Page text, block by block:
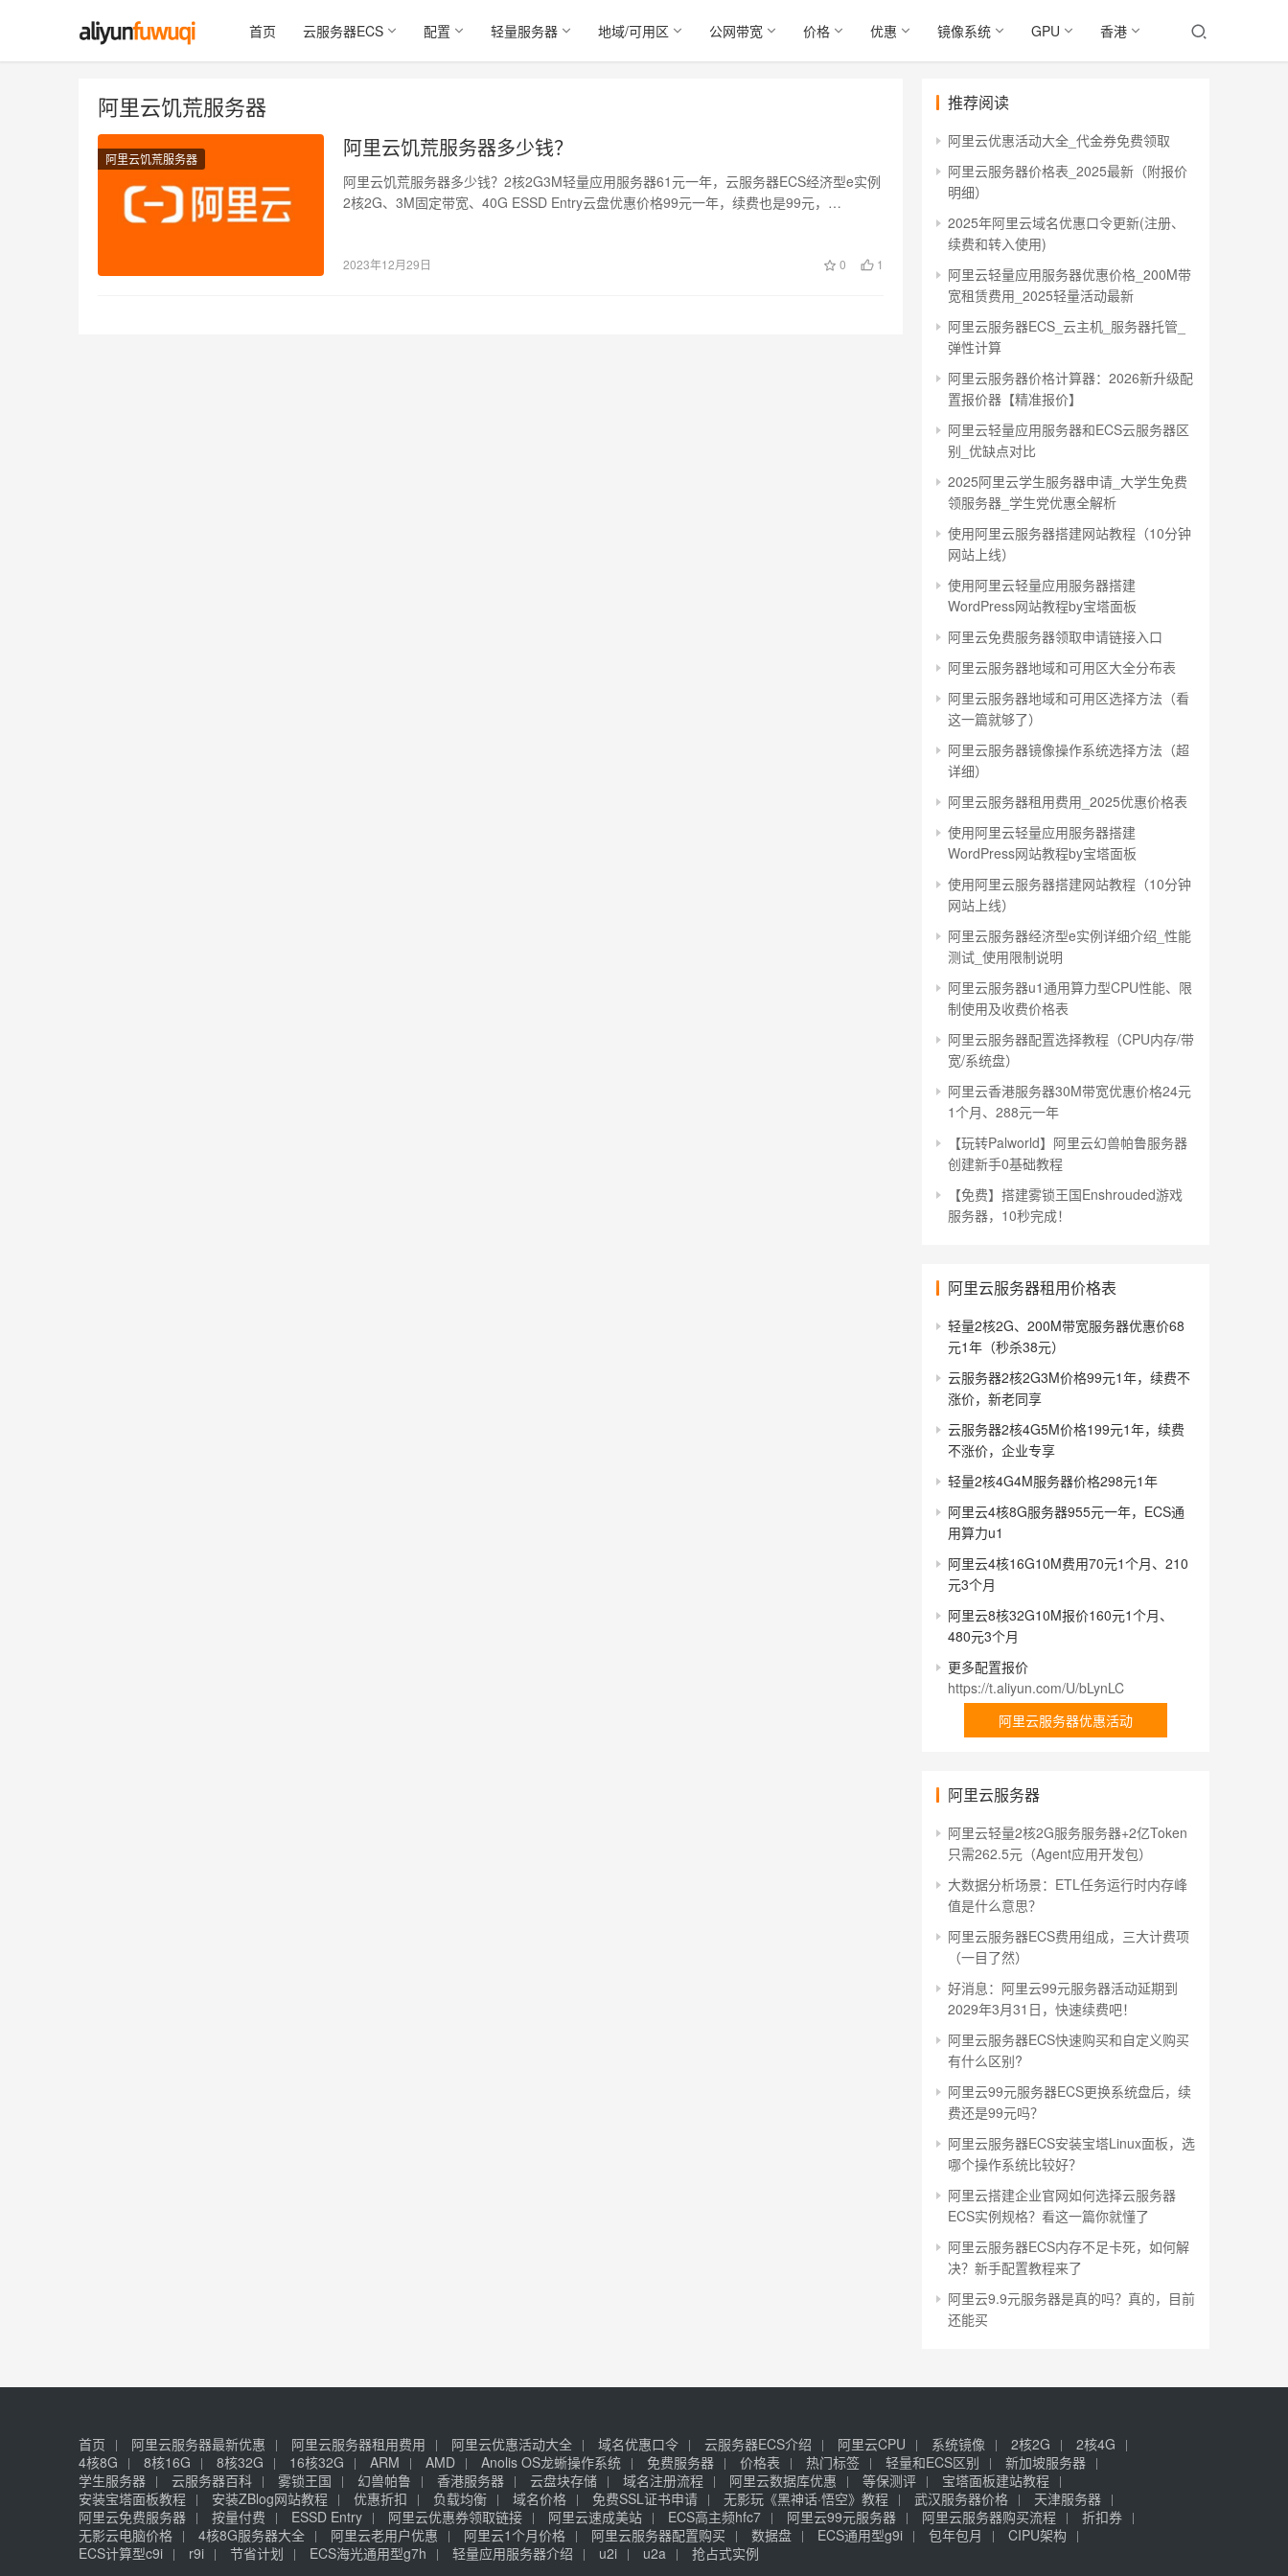
首页 云服务器ECS 配置 轻量服务器 地域/可用区 公网带宽 价格 优惠 镜像系统 GPU 香港
阿里云饥荒服务器
阿里云饥荒服务器 阿里云饥荒服务器多少钱？
阿里云饥荒服务器多少钱？2核2G3M轻量应用服务器61元一年，云服务器ECS经济型e实例
2核2G、3M固定带宽、40G ESSD Entry云盘优惠价格99元一年，续费也是99元，…
2023年12月29日 0 1
推荐阅读
阿里云优惠活动大全_代金券免费领取
阿里云服务器价格表_2025最新（附报价
明细）
2025年阿里云域名优惠口令更新(注册、
续费和转入使用)
阿里云轻量应用服务器优惠价格_200M带
宽租赁费用_2025轻量活动最新
阿里云服务器ECS_云主机_服务器托管_
弹性计算
阿里云服务器价格计算器：2026新升级配
置报价器【精准报价】
阿里云轻量应用服务器和ECS云服务器区
别_优缺点对比
2025阿里云学生服务器申请_大学生免费
领服务器_学生党优惠全解析
使用阿里云服务器搭建网站教程（10分钟
网站上线）
使用阿里云轻量应用服务器搭建
WordPress网站教程by宝塔面板
阿里云免费服务器领取申请链接入口
阿里云服务器地域和可用区大全分布表
阿里云服务器地域和可用区选择方法（看
这一篇就够了）
阿里云服务器镜像操作系统选择方法（超
详细）
阿里云服务器租用费用_2025优惠价格表
使用阿里云轻量应用服务器搭建
WordPress网站教程by宝塔面板
使用阿里云服务器搭建网站教程（10分钟
网站上线）
阿里云服务器经济型e实例详细介绍_性能
测试_使用限制说明
阿里云服务器u1通用算力型CPU性能、限
制使用及收费价格表
阿里云服务器配置选择教程（CPU内存/带
宽/系统盘）
阿里云香港服务器30M带宽优惠价格24元
1个月、288元一年
【玩转Palworld】阿里云幻兽帕鲁服务器
创建新手0基础教程
【免费】搭建雾锁王国Enshrouded游戏
服务器，10秒完成！
阿里云服务器租用价格表
轻量2核2G、200M带宽服务器优惠价68
元1年（秒杀38元）
云服务器2核2G3M价格99元1年，续费不
涨价，新老同享
云服务器2核4G5M价格199元1年，续费
不涨价，企业专享
轻量2核4G4M服务器价格298元1年
阿里云4核8G服务器955元一年，ECS通
用算力u1
阿里云4核16G10M费用70元1个月、210
元3个月
阿里云8核32G10M报价160元1个月、
480元3个月
更多配置报价
https://t.aliyun.com/U/bLynLC
阿里云服务器优惠活动
阿里云服务器
阿里云轻量2核2G服务服务器+2亿Token
只需262.5元（Agent应用开发包）
大数据分析场景：ETL任务运行时内存峰
值是什么意思？
阿里云服务器ECS费用组成，三大计费项
（一目了然）
好消息：阿里云99元服务器活动延期到
2029年3月31日，快速续费吧！
阿里云服务器ECS快速购买和自定义购买
有什么区别?
阿里云99元服务器ECS更换系统盘后，续
费还是99元吗？
阿里云服务器ECS安装宝塔Linux面板，选
哪个操作系统比较好？
阿里云搭建企业官网如何选择云服务器
ECS实例规格？看这一篇你就懂了
阿里云服务器ECS内存不足卡死，如何解
决？新手配置教程来了
阿里云9.9元服务器是真的吗？真的，目前
还能买
首页 阿里云服务器最新优惠 阿里云服务器租用费用 阿里云优惠活动大全 域名优惠口令 云服务器ECS介绍 阿里云CPU 系统镜像 2核2G
2核4G
4核8G
8核16G 8核32G 16核32G ARM AMD Anolis OS龙蜥操作系统 免费服务器 价格表 热门标签 轻量和ECS区别
新加坡服务器
学生服务器
云服务器百科 雾锁王国 幻兽帕鲁 香港服务器 云盘块存储 域名注册流程 阿里云数据库优惠 等保测评
宝塔面板建站教程
安装宝塔面板教程
安装ZBlog网站教程 优惠折扣 负载均衡 域名价格 免费SSL证书申请 无影玩《黑神话·悟空》教程 武汉服务器价格
天津服务器
阿里云免费服务器
按量付费 ESSD Entry 阿里云优惠券领取链接 阿里云速成美站 ECS高主频hfc7 阿里云99元服务器 阿里云服务器购买流程
折扣券
无影云电脑价格
4核8G服务器大全 阿里云老用户优惠 阿里云1个月价格 阿里云服务器配置购买 数据盘 ECS通用型g9i 包年包月
CIPU架构
ECS计算型c9i
r9i 节省计划 ECS海光通用型g7h 轻量应用服务器介绍 u2i u2a
抢占式实例